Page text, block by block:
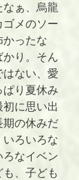
なぁ、烏龍
メのソー
かったな
かり。そん
ない、愛
り夏休み
に思い出
期の休みだ
ろいろな
なイベン
も、子ども